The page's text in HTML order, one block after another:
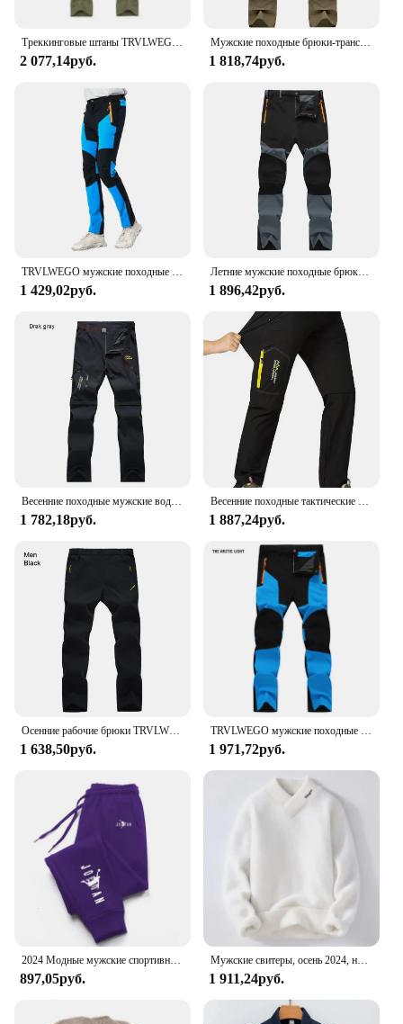
Треккинговые штаны TRVLWEGO для походов, кемпинга, мужские летние уличные спортивные съемные шорты, быстросохнущая спортивная одежда, брюки для рыбалки Wlaking
2 077,14руб.
Мужские походные брюки-трансформеры TRVLWEGO, водонепроницаемые легкие быстросохнущие штаны на молнии, для рыбалки, путешествий, сафари, уличные брюки-карго для работы
1 818,74руб.
TRVLWEGO мужские походные брюки для кемпинга, износостойкие быстросохнущие брюки с защитой от ультрафиолета, водонепроницаемые эластичные летние брюки 5XL для альпинизма и треккинга
1 429,02руб.
Летние мужские походные брюки TRVLWEGO, штаны для рыбалки, быстросохнущие уличные Дорожные Брюки из эластичной ткани, одежда для велоспорта и кемпинга
1 896,42руб.
1 782,18руб. 1 887,24руб.
Осенние рабочие брюки TRVLWEGO для мужчин, походные брюки, треккинговые уличные спортивные дышащие быстросохнущие ветрозащитные кемпинговые брюки с защитой от УФ-лучей
1 638,50руб. 1 971,72руб.
897,05руб.
Мужские свитеры, осень 2024, новый стиль, мужская мода, теплый свитер, Мужские Молодежные стильные свитеры, весенние мужские шерстяные пуловеры, модель MY1080
1 911,24руб.